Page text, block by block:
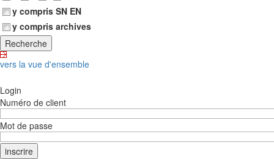
y compris SN EN
y compris archives
vers la vue d'ensemble
Login
Numéro de client
Mot de passe